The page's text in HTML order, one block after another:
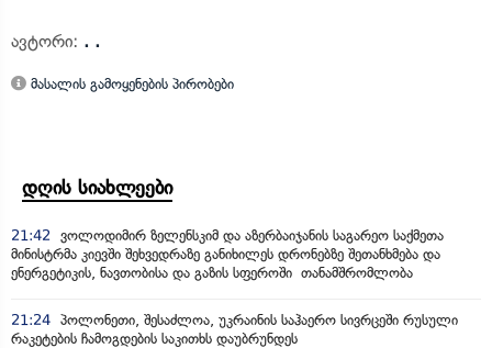
ავტორი: . .
მასალის გამოყენების პირობები
დღის სიახლეები
21:42 ვოლოდიმირ ზელენსკიმ და აზერბაიჯანის საგარეო საქმეთა
მინისტრმა კიევში შეხვედრაზე განიხილეს დრონებზე შეთანხმება და
ენერგეტიკის, ნავთობისა და გაზის სფეროში თანამშრომლობა
21:24 პოლონეთი, შესაძლოა, უკრაინის საჰაერო სივრცეში რუსული
რაკეტების ჩამოგდების საკითხს დაუბრუნდეს